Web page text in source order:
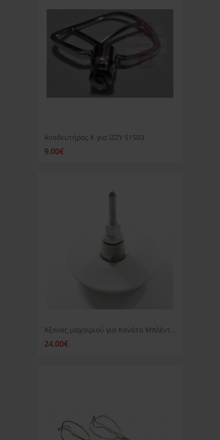
Αναδευτήρας K για IZZY S1503
9.00€
Άξονας μαχαιριού για Κανάτα Μπλέντερ του Πολυμίξερ Braun 3210
24.00€